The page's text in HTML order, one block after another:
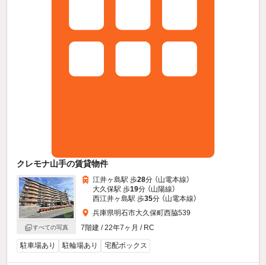
クレモナ山手の賃貸物件
すべての写真
江井ヶ島駅 歩28分 （山電本線）
大久保駅 歩19分 （山陽線）
西江井ヶ島駅 歩35分 （山電本線）
兵庫県明石市大久保町西脇539
7階建 / 22年7ヶ月 / RC
駐車場あり 駐輪場あり 宅配ボックス